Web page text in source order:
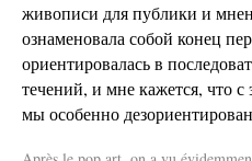
живописи для публики и
ознаменовала собой конец
ориентировалась в
течений, и мне кажется, что с
мы особенно